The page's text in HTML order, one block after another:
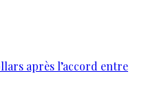
après l’accord entre